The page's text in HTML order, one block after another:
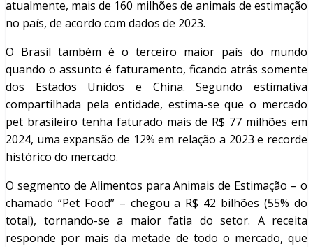
atualmente, mais de 160 milhões de animais de estimação
no país, de acordo com dados de 2023.
O Brasil também é o terceiro maior país do mundo
quando o assunto é faturamento, ficando atrás somente
dos Estados Unidos e China. Segundo estimativa
compartilhada pela entidade, estima-se que o mercado
pet brasileiro tenha faturado mais de R$ 77 milhões em
2024, uma expansão de 12% em relação a 2023 e recorde
histórico do mercado.
O segmento de Alimentos para Animais de Estimação – o
chamado “Pet Food” – chegou a R$ 42 bilhões (55% do
total), tornando-se a maior fatia do setor. A receita
responde por mais da metade de todo o mercado, que